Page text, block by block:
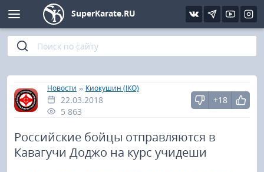
SuperKarate.RU
Главная
»
Новости » Киокушин (IKO)
22.03.2018
5 863
+18
Российские бойцы отправляются в
Кавагучи Доджо на курс учидеши
Киокушинкай
Кёкусин (IFK)
Шинкиокушинкай
Кекусин-кан
Фото
Видео
Интервью
Статьи
Уроки каратэ
Файлы
Библиотека